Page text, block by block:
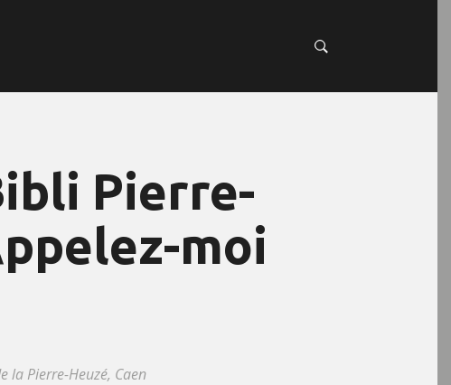
Pierre-
moi
la Pierre-Heuzé, Caen